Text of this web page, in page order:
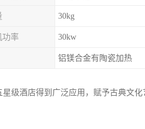
30kg
功率 30kw
铝镁合金有陶瓷加热
级酒店得到广泛应用，赋予古典文